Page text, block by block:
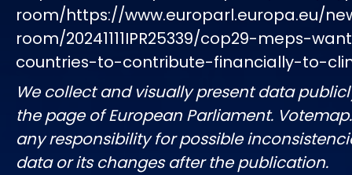
room/https://www.europarl.europa.eu/
room/20241111IPR25339/cop29-meps-
countries-to-contribute-financially-to-
We collect and visually present data
the page of European Parliament.
any responsibility for possible
data or its changes after the publication.